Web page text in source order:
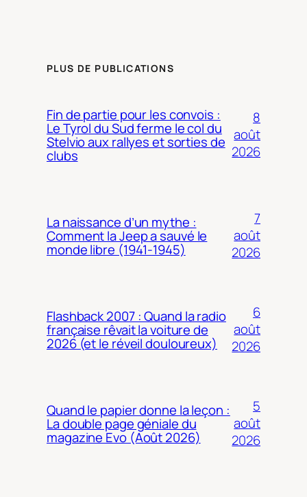
PLUS DE PUBLICATIONS
Fin de partie pour les convois :
Le Tyrol du Sud ferme le col du
Stelvio aux rallyes et sorties de
clubs
8
août
2026
La naissance d’un mythe :
Comment la Jeep a sauvé le
monde libre (1941-1945)
7
août
2026
Flashback 2007 : Quand la radio
française rêvait la voiture de
2026 (et le réveil douloureux)
6
août
2026
Quand le papier donne la leçon :
La double page géniale du
magazine Evo (Août 2026)
5
août
2026